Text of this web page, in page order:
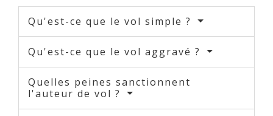
Qu'est-ce que le vol simple ?
Qu'est-ce que le vol aggravé ?
Quelles peines sanctionnent
l'auteur de vol ?